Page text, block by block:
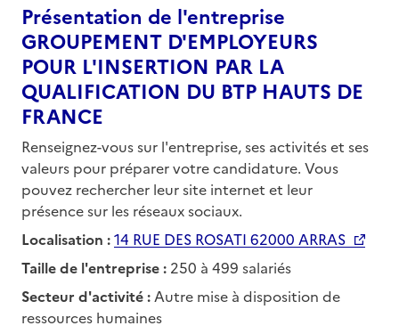
Présentation de l'entreprise
GROUPEMENT D'EMPLOYEURS
POUR L'INSERTION PAR LA
QUALIFICATION DU BTP HAUTS DE
FRANCE
Renseignez-vous sur l'entreprise, ses activités et ses
valeurs pour préparer votre candidature. Vous
pouvez rechercher leur site internet et leur
présence sur les réseaux sociaux.
Localisation :14 RUE DES ROSATI 62000 ARRAS
Taille de l'entreprise : 250 à 499 salariés
Secteur d'activité : Autre mise à disposition de
ressources humaines